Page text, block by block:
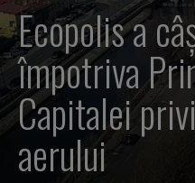
Ecopolis a
împotriva
Capitalei
aerului